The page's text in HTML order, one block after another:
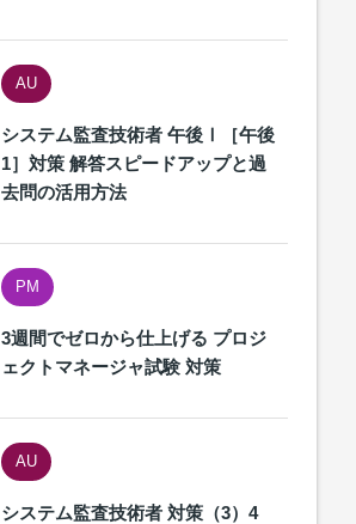
AU
システム監査技術者 午後Ⅰ［午後
1］対策 解答スピードアップと過
去問の活用方法
PM
3週間でゼロから仕上げる プロジ
ェクトマネージャ試験 対策
AU
システム監査技術者 対策（3）4